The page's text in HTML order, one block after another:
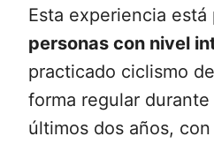
Esta experiencia está
personas con nivel
practicado ciclismo
forma regular
últimos dos años,